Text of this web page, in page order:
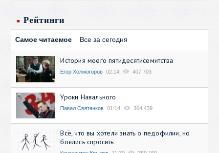
Рейтинги
Самое читаемое Все за сегодня
История моего пятидесятисемитства
Егор Холмогоров 02:14 407 703
Уроки Навального
Павел Святенков 01:14 364 439
Всё, что вы хотели знать о педофилии, но
боялись спросить